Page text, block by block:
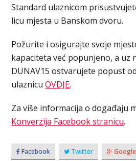
Standard ulaznicom
licu mjesta u Banskom dvoru.
Požurite i osigurajte svoje
kapaciteta već popunjeno, a uz
DUNAV15 ostvarujete popust
ulaznicuOVDJE.
Za više informacija o događaju
Konverzija Facebook stranicu.
Facebook Twitter